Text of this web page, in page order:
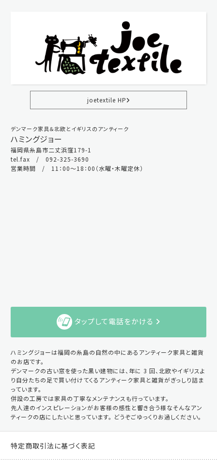
joetextile HP
デンマーク家具＆北欧とイギリスのアンティーク
ハミングジョー
福岡県糸島市二丈浜窪179-1
tel.fax / 092-325-3690
営業時間 / 11：00～18：00（水曜・木曜定休）
タップして電話をかける
ハミングジョーは福岡の糸島の自然の中にあるアンティーク家具と雑貨
のお店です。
デンマークの古い窓を使った黒い建物には、年に 3 回、北欧やイギリスよ
り自分たちの足で買い付けてくるアンティーク家具と雑貨がぎっしり詰ま
っています。
併設の工房では家具の丁寧なメンテナンスも行っています。
先人達のインスピレーションがお客様の感性と響き合う様なそんなアン
ティークの店にしたいと思っています。 どうぞごゆっくりお過しください。
特定商取引法に基づく表記